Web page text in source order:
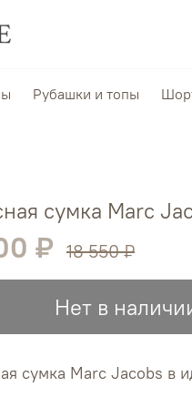
Рубашки и топы
сумка Marc
₽ 18 550 ₽
Нет в
сумка Marc Jacobs в